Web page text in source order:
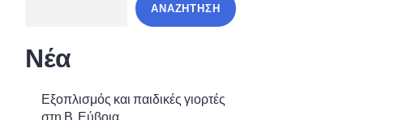
ΑΝΑΖΉΤΗΣΗ
Νέα
Εξοπλισμός και παιδικές γιορτές
στη Β. Εύβοια